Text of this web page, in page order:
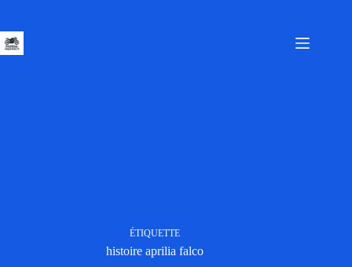
contenu
ÉTIQUETTE
histoire aprilia falco